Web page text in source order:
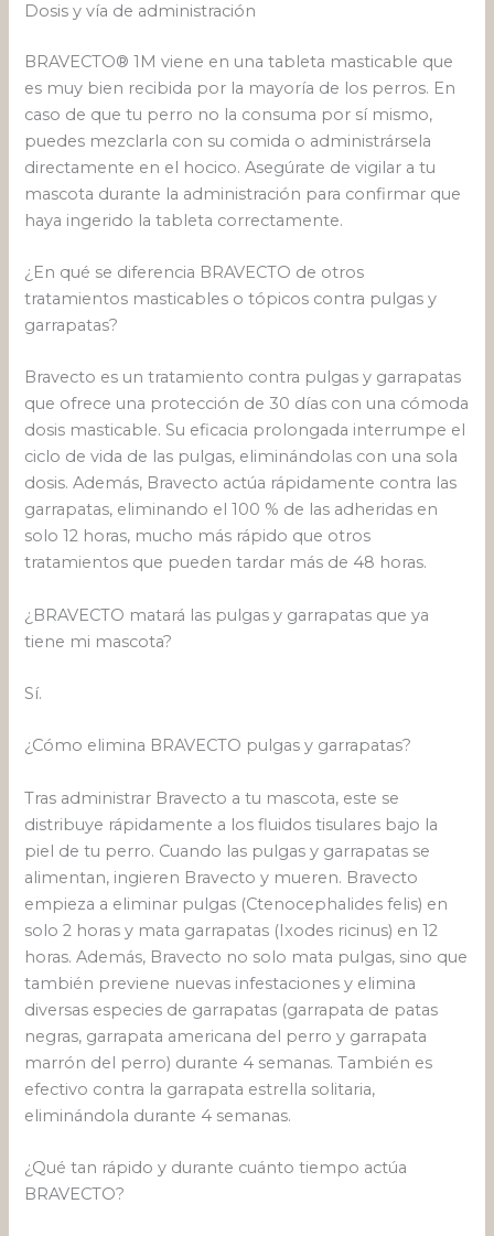
Dosis y vía de administración
BRAVECTO® 1M viene en una tableta masticable que
es muy bien recibida por la mayoría de los perros. En
caso de que tu perro no la consuma por sí mismo,
puedes mezclarla con su comida o administrársela
directamente en el hocico. Asegúrate de vigilar a tu
mascota durante la administración para confirmar que
haya ingerido la tableta correctamente.
¿En qué se diferencia BRAVECTO de otros
tratamientos masticables o tópicos contra pulgas y
garrapatas?
Bravecto es un tratamiento contra pulgas y garrapatas
que ofrece una protección de 30 días con una cómoda
dosis masticable. Su eficacia prolongada interrumpe el
ciclo de vida de las pulgas, eliminándolas con una sola
dosis. Además, Bravecto actúa rápidamente contra las
garrapatas, eliminando el 100 % de las adheridas en
solo 12 horas, mucho más rápido que otros
tratamientos que pueden tardar más de 48 horas.
¿BRAVECTO matará las pulgas y garrapatas que ya
tiene mi mascota?
Sí.
¿Cómo elimina BRAVECTO pulgas y garrapatas?
Tras administrar Bravecto a tu mascota, este se
distribuye rápidamente a los fluidos tisulares bajo la
piel de tu perro. Cuando las pulgas y garrapatas se
alimentan, ingieren Bravecto y mueren. Bravecto
empieza a eliminar pulgas (Ctenocephalides felis) en
solo 2 horas y mata garrapatas (Ixodes ricinus) en 12
horas. Además, Bravecto no solo mata pulgas, sino que
también previene nuevas infestaciones y elimina
diversas especies de garrapatas (garrapata de patas
negras, garrapata americana del perro y garrapata
marrón del perro) durante 4 semanas. También es
efectivo contra la garrapata estrella solitaria,
eliminándola durante 4 semanas.
¿Qué tan rápido y durante cuánto tiempo actúa
BRAVECTO?